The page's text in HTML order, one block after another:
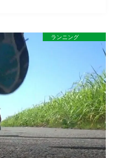
ランニング